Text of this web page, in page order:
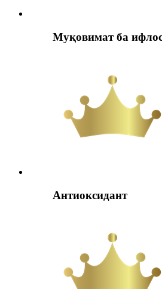
Муқовимат ба
Антиоксидант